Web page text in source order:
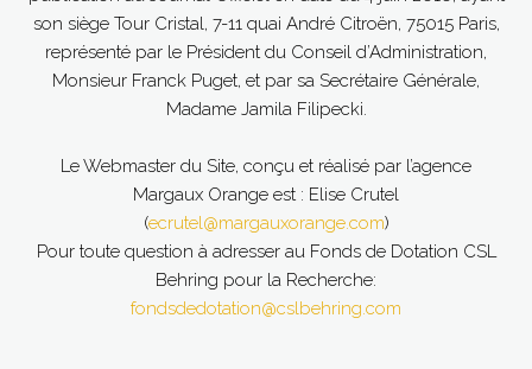
son siège Tour Cristal, 7-11 quai André Citroën, 75015 Paris,
représenté par le Président du Conseil d’Administration,
Monsieur Franck Puget, et par sa Secrétaire Générale,
Madame Jamila Filipecki.
Le Webmaster du Site, conçu et réalisé par l’agence
Margaux Orange est : Elise Crutel
(ecrutel@margauxorange.com)
Pour toute question à adresser au Fonds de Dotation CSL
Behring pour la Recherche:
fondsdedotation@cslbehring.com